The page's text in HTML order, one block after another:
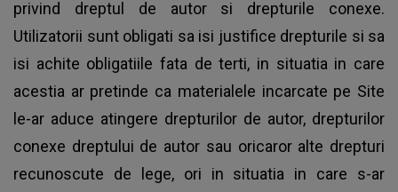
privind dreptul de autor si drepturile conexe.
Utilizatorii sunt obligati sa isi justifice drepturile si sa
isi achite obligatiile fata de terti, in situatia in care
acestia ar pretinde ca materialele incarcate pe Site
le-ar aduce atingere drepturilor de autor, drepturilor
conexe dreptului de autor sau oricaror alte drepturi
recunoscute de lege, ori in situatia in care s-ar